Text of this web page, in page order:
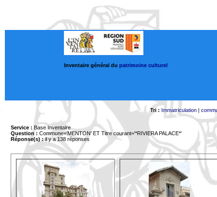
Inventaire général du patrimoine culturel
Tri : Immatriculation|
Service : Base Inventaire
Question : Commune='MENTON' ET Titre courant='*RIVIERA PALACE*'
Réponse(s) :il y a 138 réponses